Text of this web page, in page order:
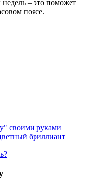
недель – это поможет
поясе.
своими руками
бриллиант